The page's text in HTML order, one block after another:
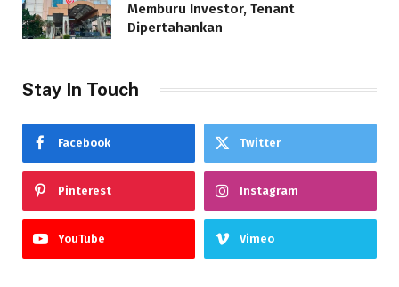
Memburu Investor, Tenant
Dipertahankan
Stay In Touch
Facebook Twitter
Pinterest Instagram
YouTube Vimeo